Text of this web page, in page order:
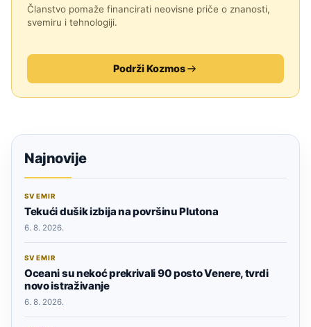
Članstvo pomaže financirati neovisne priče o znanosti,
svemiru i tehnologiji.
Podrži Kozmos
Najnovije
SVEMIR
Tekući dušik izbija na površinu Plutona
6. 8. 2026.
SVEMIR
Oceani su nekoć prekrivali 90 posto Venere, tvrdi
novo istraživanje
6. 8. 2026.